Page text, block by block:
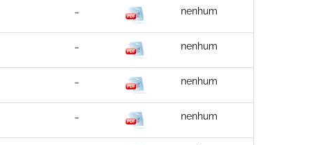
nenhum
nenhum
nenhum
nenhum